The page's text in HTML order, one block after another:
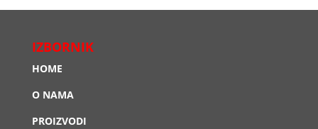
IZBORNIK
HOME
O NAMA
PROIZVODI